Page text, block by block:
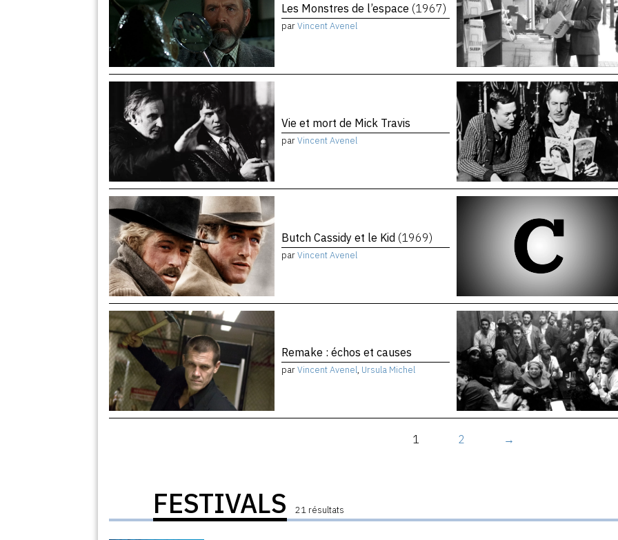
Les Monstres de l’espace (1967)
parVincent Avenel
Vie et mort de Mick Travis
parVincent Avenel
Butch Cassidy et le Kid (1969)
parVincent Avenel
Remake : échos et causes
parVincent Avenel, Ursula Michel
1 2 →
FESTIVALS 21 résultats